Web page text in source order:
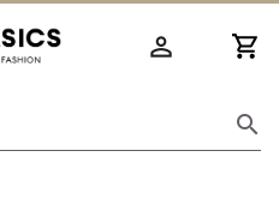
person_outline
search